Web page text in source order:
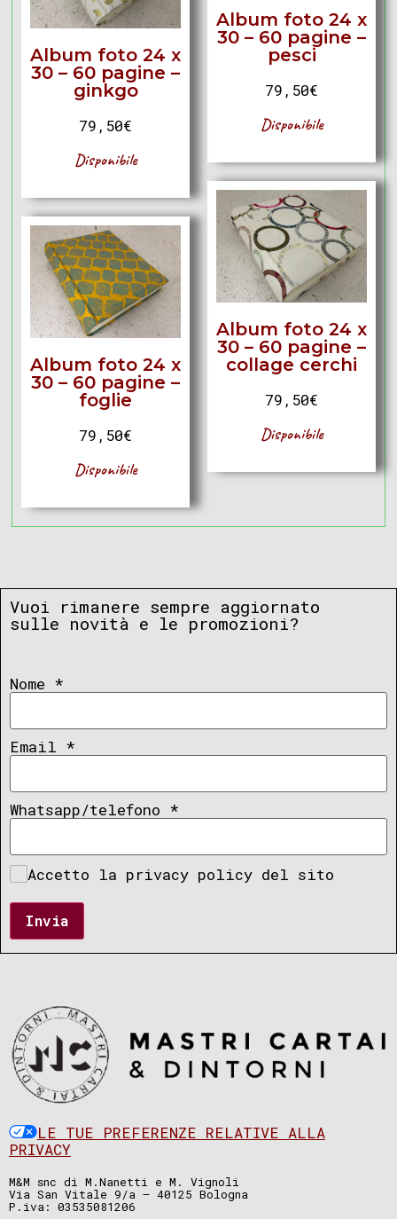
Album foto 24 x
30 – 60 pagine –
pesci
79,50€
Disponibile
Album foto 24 x
30 – 60 pagine –
ginkgo
79,50€
Disponibile
Album foto 24 x
30 – 60 pagine –
collage cerchi
79,50€
Disponibile
Album foto 24 x
30 – 60 pagine –
foglie
79,50€
Disponibile
Vuoi rimanere sempre aggiornato
sulle novità e le promozioni?
Nome *
Email *
Whatsapp/telefono *
Accetto la privacy policy del sito
Invia
LE TUE PREFERENZE RELATIVE ALLA
PRIVACY
M&M snc di M.Nanetti e M. Vignoli
Via San Vitale 9/a – 40125 Bologna
P.iva: 03535081206